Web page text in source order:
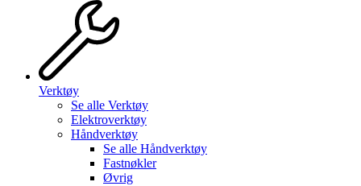
Verktøy
Se alle Verktøy
Elektroverktøy
Håndverktøy
Se alle Håndverktøy
Fastnøkler
Øvrig